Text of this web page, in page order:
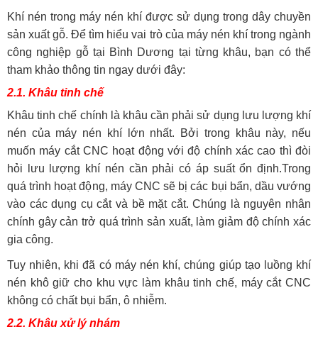
Khí nén trong máy nén khí được sử dụng trong dây chuyền
sản xuất gỗ. Để tìm hiểu vai trò của máy nén khí trong ngành
công nghiệp gỗ tại Bình Dương tại từng khâu, bạn có thể
tham khảo thông tin ngay dưới đây:
2.1. Khâu tinh chế
Khâu tinh chế chính là khâu cần phải sử dụng lưu lượng khí
nén của máy nén khí lớn nhất. Bởi trong khâu này, nếu
muốn máy cắt CNC hoạt động với độ chính xác cao thì đòi
hỏi lưu lượng khí nén cần phải có áp suất ổn định.Trong
quá trình hoạt động, máy CNC sẽ bị các bụi bẩn, dầu vướng
vào các dụng cụ cắt và bề mặt cắt. Chúng là nguyên nhân
chính gây cản trở quá trình sản xuất, làm giảm độ chính xác
gia công.
Tuy nhiên, khi đã có máy nén khí, chúng giúp tạo luồng khí
nén khô giữ cho khu vực làm khâu tinh chế, máy cắt CNC
không có chất bụi bẩn, ô nhiễm.
2.2. Khâu xử lý nhám